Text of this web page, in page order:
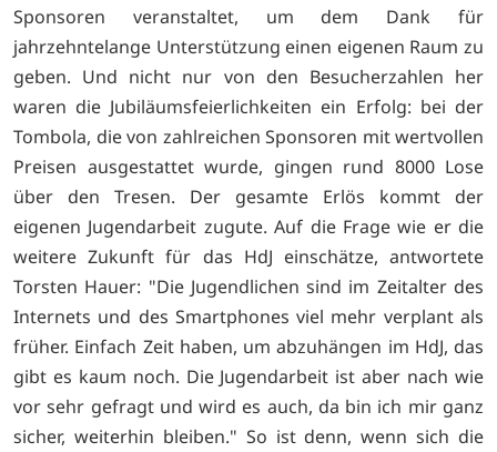
Sponsoren veranstaltet, um dem Dank für
jahrzehntelange Unterstützung einen eigenen Raum zu
geben. Und nicht nur von den Besucherzahlen her
waren die Jubiläumsfeierlichkeiten ein Erfolg: bei der
Tombola, die von zahlreichen Sponsoren mit wertvollen
Preisen ausgestattet wurde, gingen rund 8000 Lose
über den Tresen. Der gesamte Erlös kommt der
eigenen Jugendarbeit zugute. Auf die Frage wie er die
weitere Zukunft für das HdJ einschätze, antwortete
Torsten Hauer: "Die Jugendlichen sind im Zeitalter des
Internets und des Smartphones viel mehr verplant als
früher. Einfach Zeit haben, um abzuhängen im HdJ, das
gibt es kaum noch. Die Jugendarbeit ist aber nach wie
vor sehr gefragt und wird es auch, da bin ich mir ganz
sicher, weiterhin bleiben." So ist denn, wenn sich die